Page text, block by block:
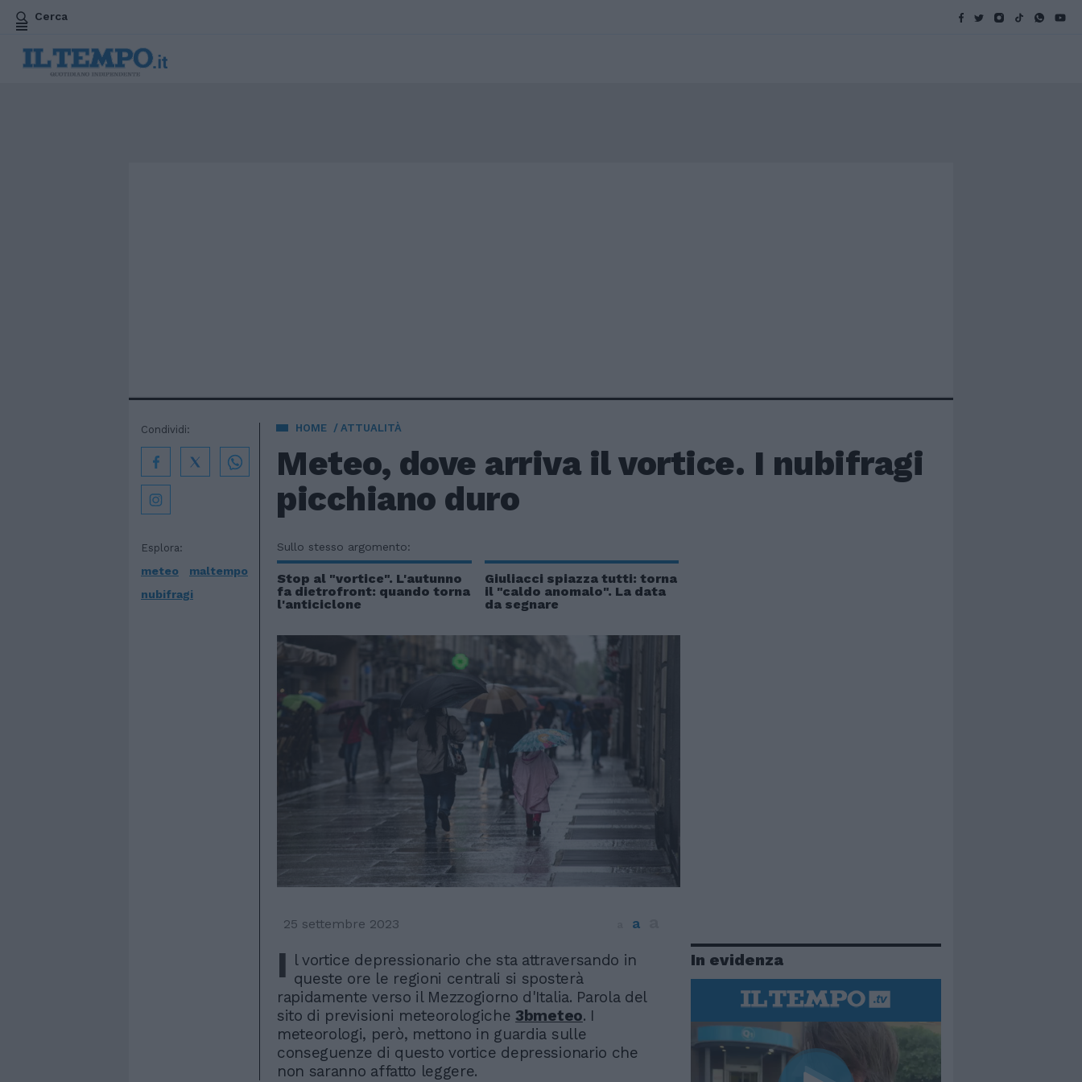
Cerca
HOME ATTUALITÀ
Meteo, dove arriva il vortice. I nubifragi
picchiano duro
Esplora:
meteo
maltempo
nubifragi
Condividi:
Sullo stesso argomento:
Stop al "vortice". L'autunno
fa dietrofront: quando torna
l'anticiclone
Giuliacci spiazza tutti: torna
il "caldo anomalo". La data
da segnare
25 settembre 2023 a
I l vortice depressionario che sta attraversando in
queste ore le regioni centrali si sposterà
rapidamente verso il Mezzogiorno d'Italia. Parola del
sito di previsioni meteorologiche3bmeteo. I
meteorologi, però, mettono in guardia sulle
conseguenze di questo vortice depressionario che
non saranno affatto leggere.
In evidenza